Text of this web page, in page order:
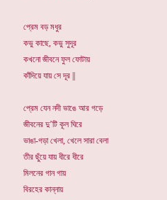
প্রেম বড় মধুর
কভু কাছে, কভু সুদূর
কখনো জীবনে ফুল ফোটায়
কাঁদিয়ে যায় সে দূর ||
প্রেম যেন নদী ভাঙে আর গড়ে
জীবনের দু’টি কূল ঘিরে
ভাঙা-গড়া খেলা, খেলে সারা বেলা
তীর ছুঁয়ে যায় ধীরে ধীরে
মিলনের গান গায়
বিরহের কান্নায়